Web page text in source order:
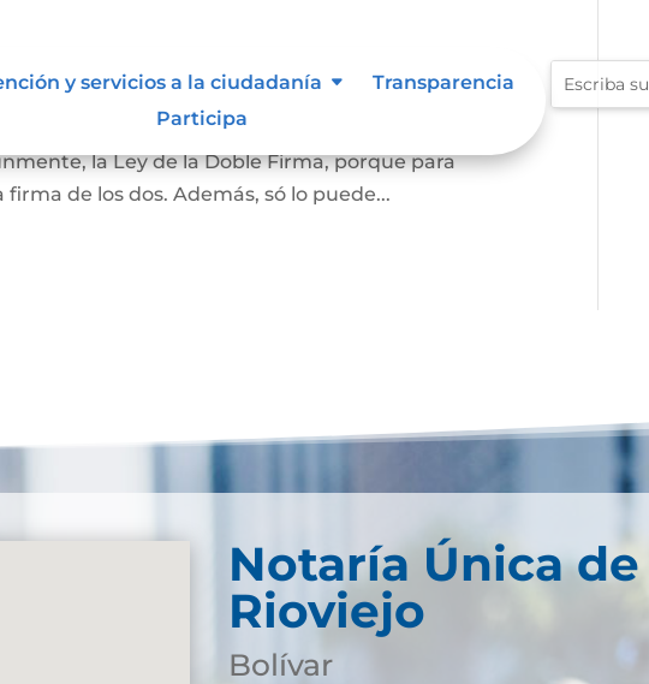
y servicios a la ciudadanía
Transparencia
Participa
que habita la pareja casada o en unión marital
la Ley de la Doble Firma, porque para
de los dos. Además, só lo puede...
Notaría Única de
Rioviejo
Bolívar